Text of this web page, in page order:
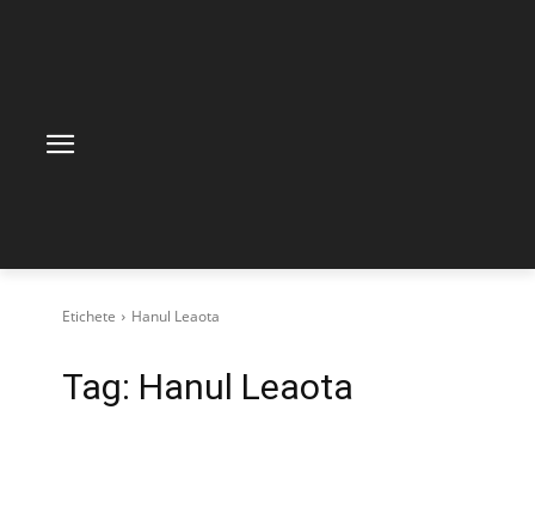
Etichete Hanul Leaota
Tag: Hanul Leaota